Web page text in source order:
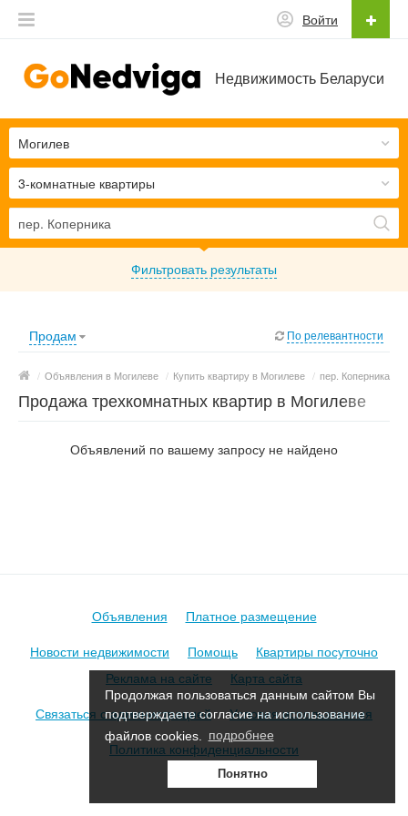
Продолжая пользоваться данным сайтом Вы
подтверждаете согласие на использование
файлов cookies.
подробнее
Понятно
Недвижимость Беларуси
Войти
3-комнатные квартиры
Могилев
Фильтровать результаты
Продам По релевантности
/ Объявления в Могилеве / Купить квартиру в Могилеве / пер. Коперника
Продажа трехкомнатных квартир в Могилеве
Объявлений по вашему запросу не найдено
Объявления
Платное размещение
Новости недвижимости
Помощь
Квартиры посуточно
Реклама на сайте
Карта сайта
Связаться с администрацией
Условия использования
Политика конфиденциальности